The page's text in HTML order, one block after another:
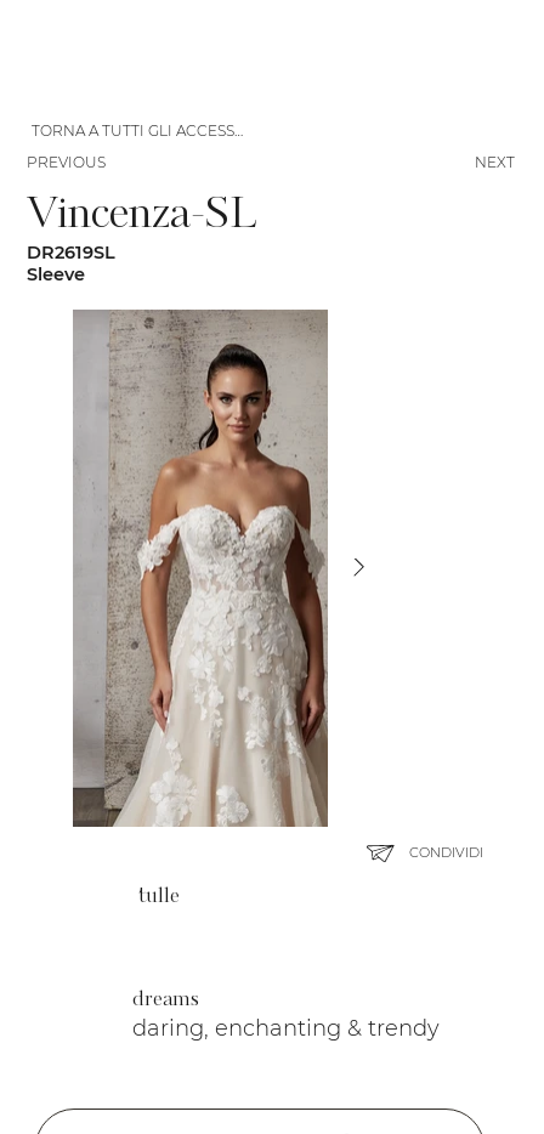
tulle
dreams
daring, enchanting & trendy
Vincenza-SL
DR2619SL
Sleeve
CONDIVIDI
NEXT
TORNA A TUTTI GLI ACCESSORI
PREVIOUS